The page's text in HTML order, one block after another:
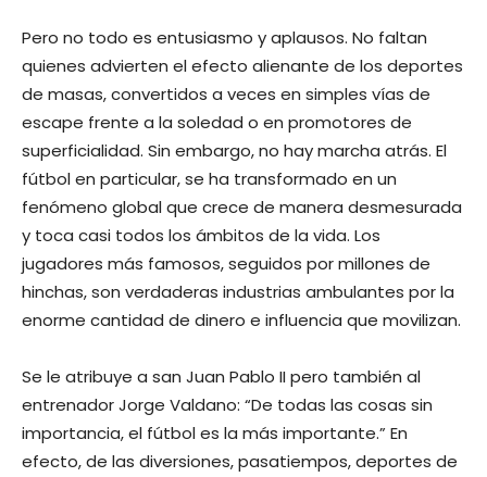
Pero no todo es entusiasmo y aplausos. No faltan
quienes advierten el efecto alienante de los deportes
de masas, convertidos a veces en simples vías de
escape frente a la soledad o en promotores de
superficialidad. Sin embargo, no hay marcha atrás. El
fútbol en particular, se ha transformado en un
fenómeno global que crece de manera desmesurada
y toca casi todos los ámbitos de la vida. Los
jugadores más famosos, seguidos por millones de
hinchas, son verdaderas industrias ambulantes por la
enorme cantidad de dinero e influencia que movilizan.
Se le atribuye a san Juan Pablo II pero también al
entrenador Jorge Valdano: “De todas las cosas sin
importancia, el fútbol es la más importante.” En
efecto, de las diversiones, pasatiempos, deportes de